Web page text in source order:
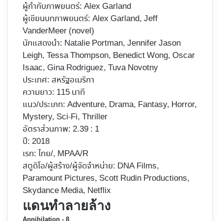
ผู้กำกับภาพยนตร์: Alex Garland
ผู้เขียนบทภาพยนตร์: Alex Garland, Jeff
VanderMeer (novel)
นักแสดงนำ: Natalie Portman, Jennifer Jason
Leigh, Tessa Thompson, Benedict Wong, Oscar
Isaac, Gina Rodriguez, Tuva Novotny
ประเทศ: สหรัฐอเมริกา
ความยาว: 115 นาที
แนว/ประเภท: Adventure, Drama, Fantasy, Horror,
Mystery, Sci-Fi, Thriller
อัตราส่วนภาพ: 2.39 : 1
ปี: 2018
เรท: ไทย/, MPAA/R
สตูดิโอ/ผู้สร้าง/ผู้จัดจำหน่าย: DNA Films,
Paramount Pictures, Scott Rudin Productions,
Skydance Media, Netflix
แดนทำลายล้าง
Annihilation - 8